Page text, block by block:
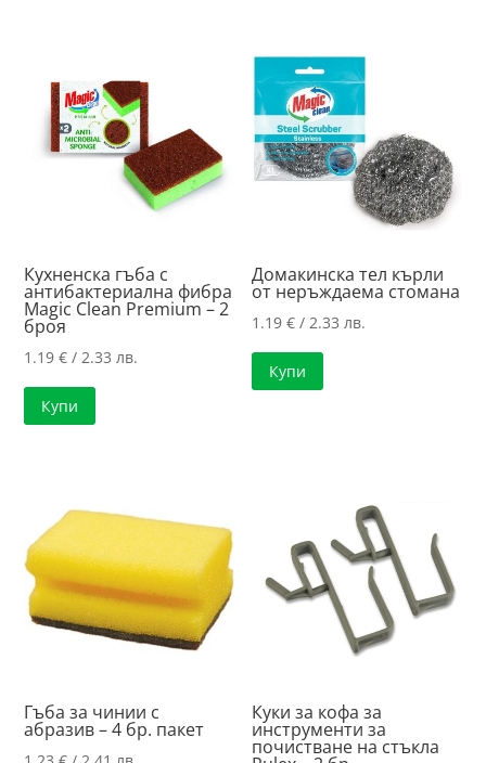
Кухненска гъба с
антибактериална фибра
Magic Clean Premium – 2
броя
1.19€ / 2.33 лв.
Купи
Домакинска тел кърли
от неръждаема стомана
1.19€ / 2.33 лв.
Купи
Гъба за чинии с
абразив – 4 бр. пакет
Куки за кофа за
инструменти за
почистване на стъкла